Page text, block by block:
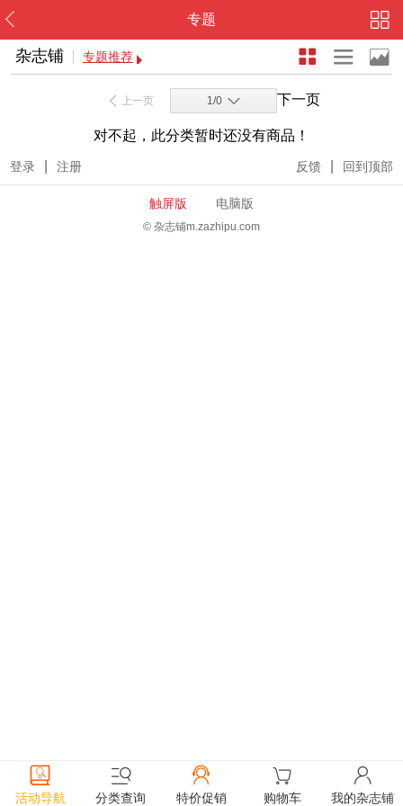
专题
杂志铺 专题推荐
上一页 1/0 下一页
对不起，此分类暂时还没有商品！
登录 注册 反馈 回到顶部
触屏版 电脑版
© 杂志铺m.zazhipu.com
活动导航 分类查询 特价促销 购物车 我的杂志铺